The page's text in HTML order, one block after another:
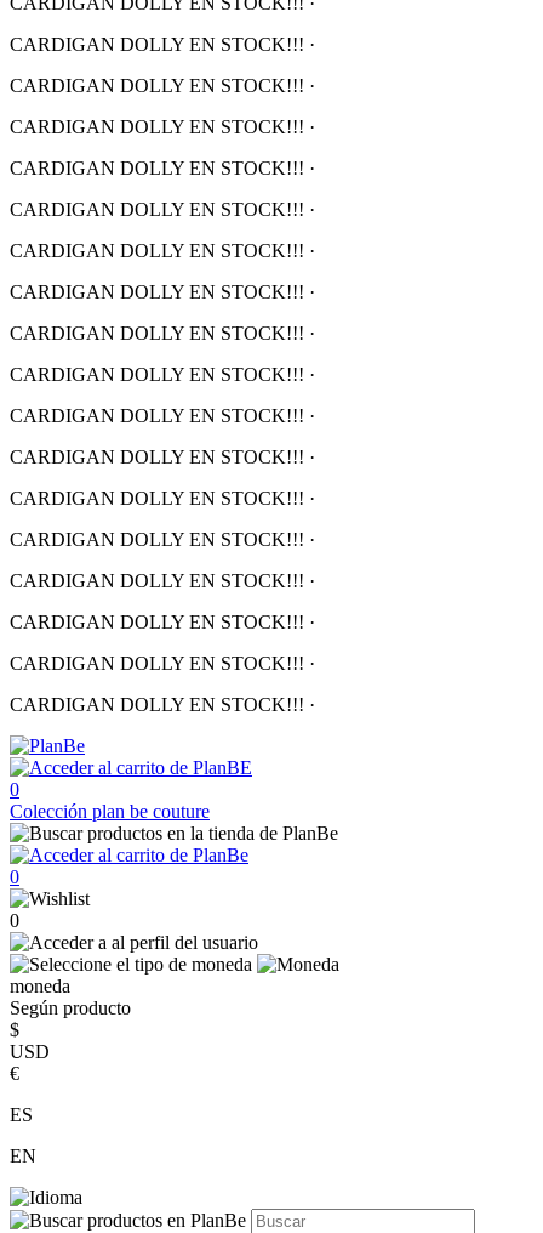
CARDIGAN DOLLY EN STOCK!!! ·
CARDIGAN DOLLY EN STOCK!!! ·
CARDIGAN DOLLY EN STOCK!!! ·
CARDIGAN DOLLY EN STOCK!!! ·
CARDIGAN DOLLY EN STOCK!!! ·
CARDIGAN DOLLY EN STOCK!!! ·
CARDIGAN DOLLY EN STOCK!!! ·
CARDIGAN DOLLY EN STOCK!!! ·
CARDIGAN DOLLY EN STOCK!!! ·
CARDIGAN DOLLY EN STOCK!!! ·
CARDIGAN DOLLY EN STOCK!!! ·
CARDIGAN DOLLY EN STOCK!!! ·
CARDIGAN DOLLY EN STOCK!!! ·
CARDIGAN DOLLY EN STOCK!!! ·
CARDIGAN DOLLY EN STOCK!!! ·
CARDIGAN DOLLY EN STOCK!!! ·
CARDIGAN DOLLY EN STOCK!!! ·
0
Colección plan be couture
0
0
moneda
Según producto
$
USD
€
ES
EN